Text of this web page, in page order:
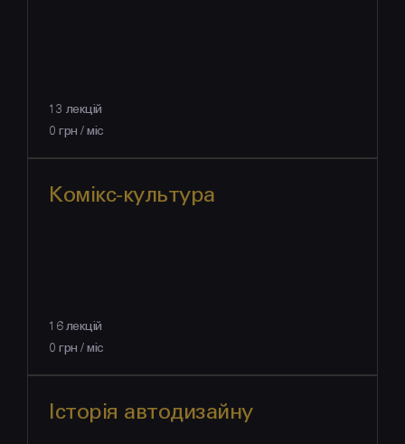
13 лекцій
0 грн / міс
Комікс-культура
16 лекцій
0 грн / міс
Історія автодизайну